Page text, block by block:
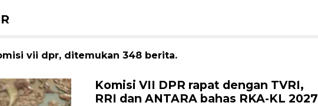
vii dpr, ditemukan 348 berita.
Komisi VII DPR rapat dengan TVRI,
RRI dan ANTARA bahas RKA-KL 2027